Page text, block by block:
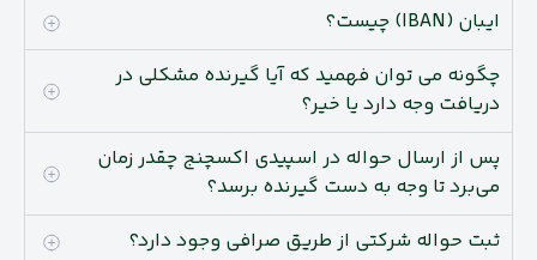
ایبان (IBAN) چیست؟
چگونه می توان فهمید که آیا گیرنده مشکلی در
دریافت وجه دارد یا خیر؟
پس از ارسال حواله در اسپیدی اکسچنج چقدر زمان
می‌برد تا وجه به دست گیرنده برسد؟
ثبت حواله شرکتی از طریق صرافی وجود دارد؟